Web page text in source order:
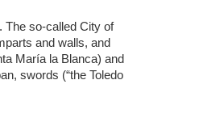
The so-called City of
and walls, and
María la Blanca) and
swords (“the Toledo